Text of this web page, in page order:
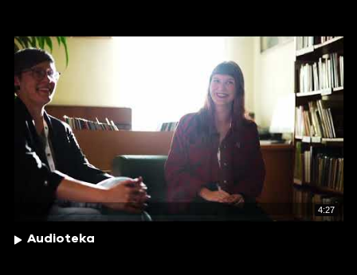
4:27
Audioteka